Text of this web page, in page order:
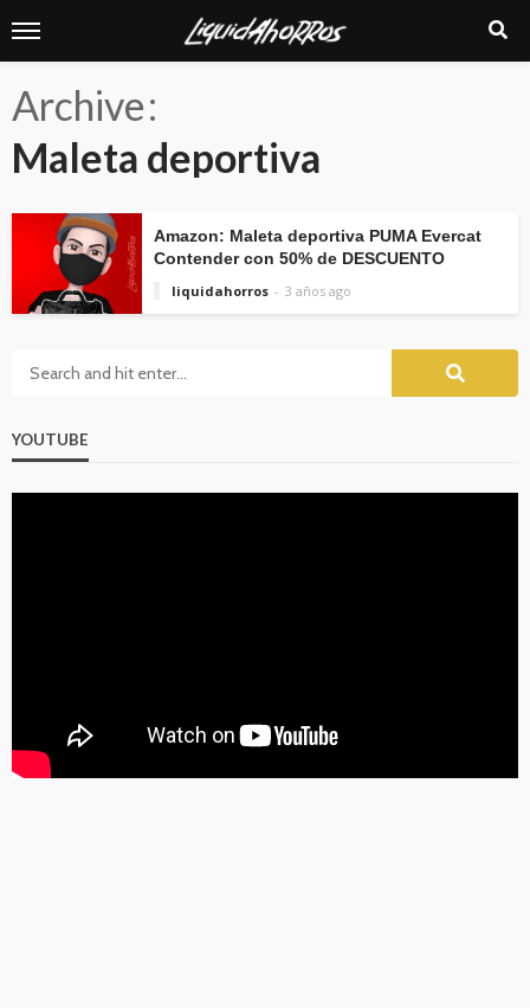
Archive
Maleta deportiva
Amazon: Maleta deportiva PUMA Evercat
Contender con 50% de DESCUENTO
liquidahorros
3 años ago
YOUTUBE